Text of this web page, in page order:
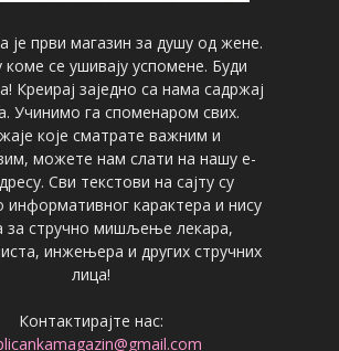
је први магазин за душу од жене.
коме се ушивају успомене. Буди
Креирај заједно са нама садржај
Учинимо га споменаром свих.
које сматрате важним и
можете нам слати на нашу е-
Сви текстови на сајту су
информативног карактера и нису
за стручно мишљење лекара,
инжењера и других стручних
лица!
Контактирајте нас: